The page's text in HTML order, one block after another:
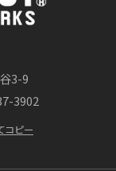
― 木製
ニッシ
3-9
3902
コピー